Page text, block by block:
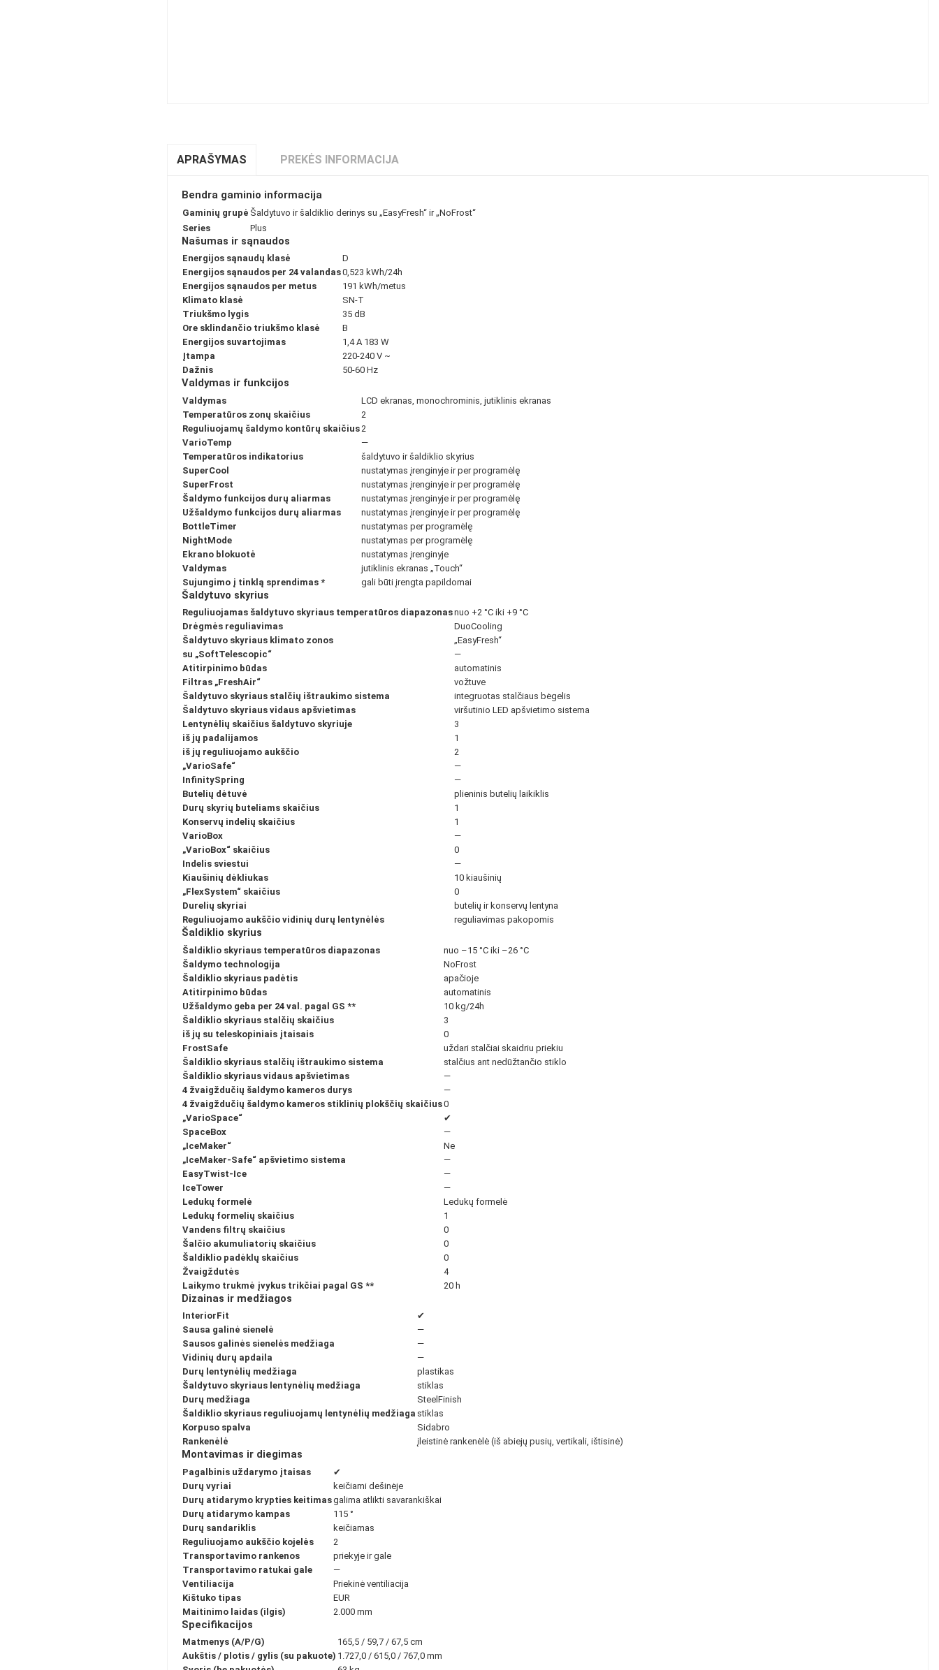
APRAŠYMAS PREKĖS INFORMACIJA
Bendra gaminio informacija
Gaminių grupė Šaldytuvo ir šaldiklio derinys su „EasyFresh“ ir „NoFrost“
Series
Plus
Našumas ir sąnaudos
Energijos sąnaudų klasė
D
Energijos sąnaudos per 24 valandas0,523 kWh/24h
Energijos sąnaudos per metus
191 kWh/metus
Klimato klasė
SN-T
Triukšmo lygis
35 dB
Ore sklindančio triukšmo klasė
B
Energijos suvartojimas
1,4 A 183 W
Įtampa
220-240 V ~
Dažnis
50-60 Hz
Valdymas ir funkcijos
Valdymas
LCD ekranas, monochrominis, jutiklinis ekranas
Temperatūros zonų skaičius
2
Reguliuojamų šaldymo kontūrų skaičius 2
VarioTemp
—
Temperatūros indikatorius
šaldytuvo ir šaldiklio skyrius
SuperCool
nustatymas įrenginyje ir per programėlę
SuperFrost
nustatymas įrenginyje ir per programėlę
Šaldymo funkcijos durų aliarmas
nustatymas įrenginyje ir per programėlę
Užšaldymo funkcijos durų aliarmas
nustatymas įrenginyje ir per programėlę
BottleTimer
nustatymas per programėlę
NightMode
nustatymas per programėlę
Ekrano blokuotė
nustatymas įrenginyje
Valdymas
jutiklinis ekranas „Touch“
Sujungimo į tinklą sprendimas * gali būti įrengta papildomai
Šaldytuvo skyrius
Reguliuojamas šaldytuvo skyriaus temperatūros diapazonasnuo +2 °C iki +9 °C
Drėgmės reguliavimas
DuoCooling
Šaldytuvo skyriaus klimato zonos
„EasyFresh“
su „SoftTelescopic“
—
Atitirpinimo būdas
automatinis
Filtras „FreshAir“
vožtuve
Šaldytuvo skyriaus stalčių ištraukimo sistema
integruotas stalčiaus bėgelis
Šaldytuvo skyriaus vidaus apšvietimas
viršutinio LED apšvietimo sistema
Lentynėlių skaičius šaldytuvo skyriuje
3
iš jų padalijamos
1
iš jų reguliuojamo aukščio
2
„VarioSafe“
—
InfinitySpring
—
Butelių dėtuvė
plieninis butelių laikiklis
Durų skyrių buteliams skaičius
1
Konservų indelių skaičius
1
VarioBox
—
„VarioBox“ skaičius
0
Indelis sviestui
—
Kiaušinių dėkliukas
10 kiaušinių
„FlexSystem“ skaičius
0
Durelių skyriai
butelių ir konservų lentyna
Reguliuojamo aukščio vidinių durų lentynėlės
reguliavimas pakopomis
Šaldiklio skyrius
Šaldiklio skyriaus temperatūros diapazonas
nuo –15 °C iki –26 °C
Šaldymo technologija
NoFrost
Šaldiklio skyriaus padėtis
apačioje
Atitirpinimo būdas
automatinis
Užšaldymo geba per 24 val. pagal GS **
10 kg/24h
Šaldiklio skyriaus stalčių skaičius
3
iš jų su teleskopiniais įtaisais
0
FrostSafe
uždari stalčiai skaidriu priekiu
Šaldiklio skyriaus stalčių ištraukimo sistema
stalčius ant nedūžtančio stiklo
Šaldiklio skyriaus vidaus apšvietimas
—
4 žvaigždučių šaldymo kameros durys
—
4 žvaigždučių šaldymo kameros stiklinių plokščių skaičius0
„VarioSpace“
✔
SpaceBox
—
„IceMaker“
Ne
„IceMaker-Safe“ apšvietimo sistema
—
EasyTwist-Ice
—
IceTower
—
Ledukų formelė
Ledukų formelė
Ledukų formelių skaičius
1
Vandens filtrų skaičius
0
Šalčio akumuliatorių skaičius
0
Šaldiklio padėklų skaičius
0
Žvaigždutės
4
Laikymo trukmė įvykus trikčiai pagal GS ** 20 h
Dizainas ir medžiagos
InteriorFit
✔
Sausa galinė sienelė
—
Sausos galinės sienelės medžiaga
—
Vidinių durų apdaila
—
Durų lentynėlių medžiaga
plastikas
Šaldytuvo skyriaus lentynėlių medžiaga
stiklas
Durų medžiaga
SteelFinish
Šaldiklio skyriaus reguliuojamų lentynėlių medžiaga stiklas
Korpuso spalva
Sidabro
Rankenėlė
įleistinė rankenėlė (iš abiejų pusių, vertikali, ištisinė)
Montavimas ir diegimas
Pagalbinis uždarymo įtaisas
✔
Durų vyriai
keičiami dešinėje
Durų atidarymo krypties keitimasgalima atlikti savarankiškai
Durų atidarymo kampas
115 °
Durų sandariklis
keičiamas
Reguliuojamo aukščio kojelės
2
Transportavimo rankenos
priekyje ir gale
Transportavimo ratukai gale
—
Ventiliacija
Priekinė ventiliacija
Kištuko tipas
EUR
Maitinimo laidas (ilgis)
2.000 mm
Specifikacijos
Matmenys (A/P/G)
165,5 / 59,7 / 67,5 cm
Aukštis / plotis / gylis (su pakuote) 1.727,0 / 615,0 / 767,0 mm